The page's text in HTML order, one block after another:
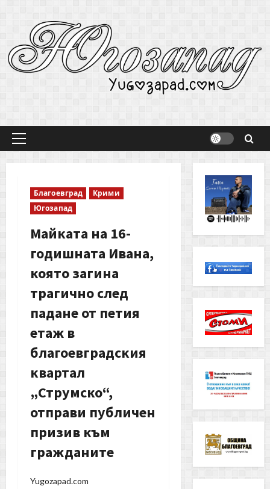
content
Primary
Благоевград
Крими
Югозапад
Майката на 16-
годишната Ивана,
която загина
трагично след
падане от петия
етаж в
благоевградския
квартал
„Струмско“,
отправи публичен
призив към
гражданите
Yugozapad.com